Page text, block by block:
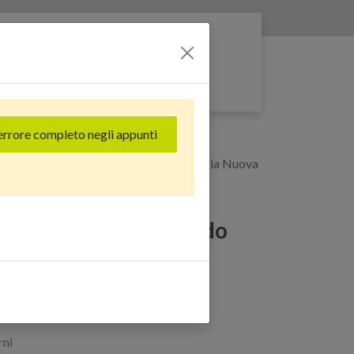
- Grado estetico: Ottimo - Batteria Nuova
GB) Rosso - Grado
Batteria Nuova
completo negli appunti